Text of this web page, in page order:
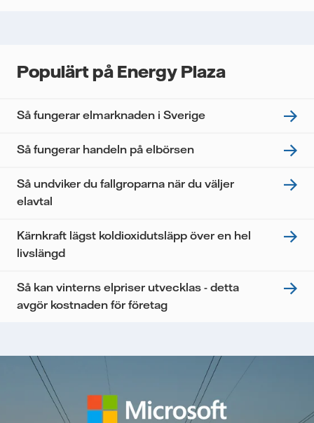
Populärt på Energy Plaza
Så fungerar elmarknaden i Sverige
Så fungerar handeln på elbörsen
Så undviker du fallgroparna när du väljer
elavtal
Kärnkraft lägst koldioxidutsläpp över en hel
livslängd
Så kan vinterns elpriser utvecklas - detta
avgör kostnaden för företag